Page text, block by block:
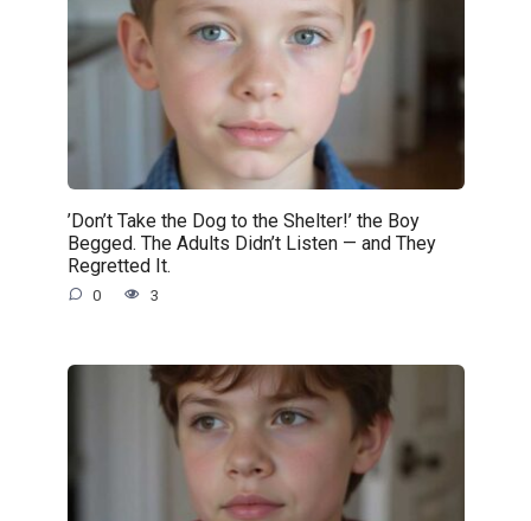
’Don’t Take the Dog to the Shelter!’ the Boy
Begged. The Adults Didn’t Listen — and They
Regretted It.
0 3